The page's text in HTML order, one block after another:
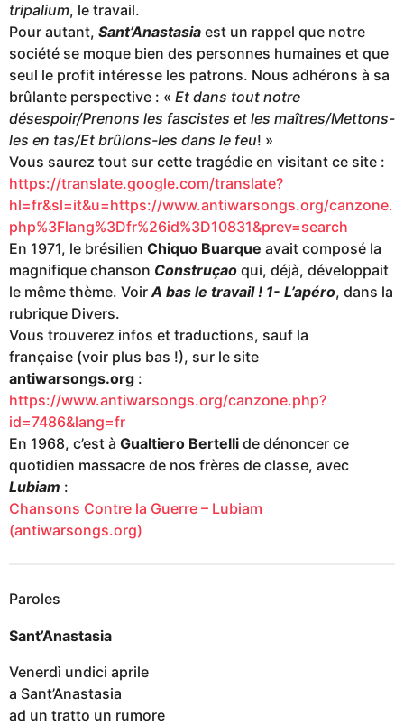
tripalium, le travail.
Pour autant, Sant’Anastasia est un rappel que notre
société se moque bien des personnes humaines et que
seul le profit intéresse les patrons. Nous adhérons à sa
brûlante perspective : « Et dans tout notre
désespoir/Prenons les fascistes et les maîtres/Mettons-
les en tas/Et brûlons-les dans le feu! »
Vous saurez tout sur cette tragédie en visitant ce site :
https://translate.google.com/translate?
hl=fr&sl=it&u=https://www.antiwarsongs.org/canzone.
php%3Flang%3Dfr%26id%3D10831&prev=search
En 1971, le brésilien Chiquo Buarque avait composé la
magnifique chanson Construçao qui, déjà, développait
le même thème. VoirA bas le travail ! 1- L’apéro, dans la
rubrique Divers.
Vous trouverez infos et traductions, sauf la
française (voir plus bas !), sur le site
antiwarsongs.org :
https://www.antiwarsongs.org/canzone.php?
id=7486&lang=fr
En 1968, c’est à Gualtiero Bertelli de dénoncer ce
quotidien massacre de nos frères de classe, avec
Lubiam :
Chansons Contre la Guerre – Lubiam
(antiwarsongs.org)
Paroles
Sant’Anastasia
Venerdì undici aprile
a Sant’Anastasia
ad un tratto un rumore